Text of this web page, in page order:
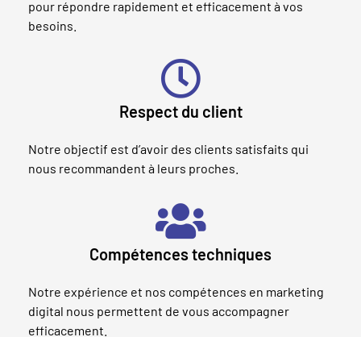
pour répondre rapidement et efficacement à vos
besoins.
Respect du client
Notre objectif est d’avoir des clients satisfaits qui
nous recommandent à leurs proches.
Compétences techniques
Notre expérience et nos compétences en marketing
digital nous permettent de vous accompagner
efficacement.